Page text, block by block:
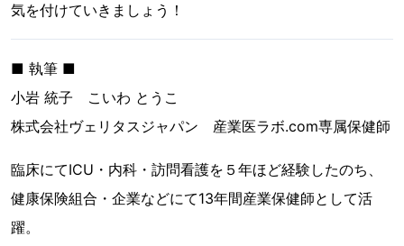
気を付けていきましょう！
■ 執筆 ■
小岩 統子 こいわ とうこ
株式会社ヴェリタスジャパン 産業医ラボ.com専属保健師
臨床にてICU・内科・訪問看護を５年ほど経験したのち、
健康保険組合・企業などにて13年間産業保健師として活
躍。